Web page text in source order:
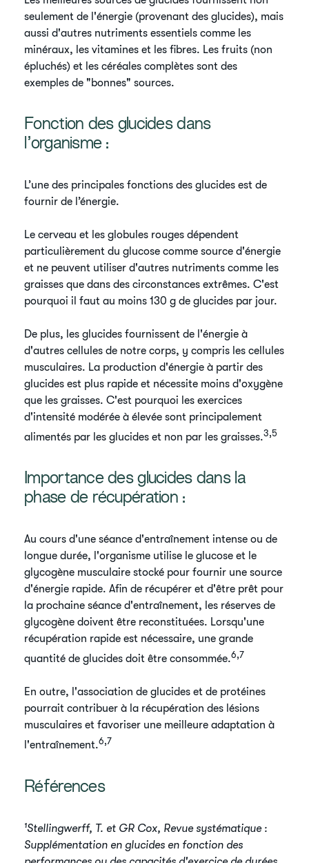
seulement de l'énergie (provenant des glucides), mais
aussi d'autres nutriments essentiels comme les
minéraux, les vitamines et les fibres. Les fruits (non
épluchés) et les céréales complètes sont des
exemples de "bonnes" sources.
​Fonction des glucides dans
l’organisme :
​L’une des principales fonctions des glucides est de
fournir de l’énergie.
​Le cerveau et les globules rouges dépendent
particulièrement du glucose comme source d'énergie
et ne peuvent utiliser d'autres nutriments comme les
graisses que dans des circonstances extrêmes. C'est
pourquoi il faut au moins 130 g de glucides par jour.
​De plus, les glucides fournissent de l'énergie à
d'autres cellules de notre corps, y compris les cellules
musculaires. La production d'énergie à partir des
glucides est plus rapide et nécessite moins d'oxygène
que les graisses. C'est pourquoi les exercices
d'intensité modérée à élevée sont principalement
alimentés par les glucides et non par les graisses.3,5
​Importance des glucides dans la
phase de récupération :
​​Au cours d'une séance d'entraînement intense ou de
longue durée, l'organisme utilise le glucose et le
glycogène musculaire stocké pour fournir une source
d'énergie rapide. Afin de récupérer et d'être prêt pour
la prochaine séance d'entraînement, les réserves de
glycogène doivent être reconstituées. Lorsqu'une
récupération rapide est nécessaire, une grande
quantité de glucides doit être consommée.6,7
​En outre, l'association de glucides et de protéines
pourrait contribuer à la récupération des lésions
musculaires et favoriser une meilleure adaptation à
l'entraînement.6,7
​Références
​​¹Stellingwerff, T. et GR Cox, Revue systématique :
Supplémentation en ​glucides en fonction des